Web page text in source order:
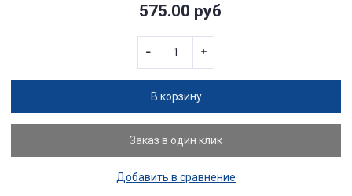
575.00 руб
В корзину
Заказ в один клик
Добавить в сравнение